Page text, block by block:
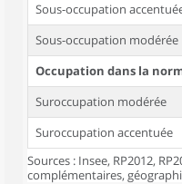
Sous-occupation
Sous-occupation modérée
Occupation dans la
Suroccupation modérée
Suroccupation accentuée
Sources : Insee, RP2012,
complémentaires,